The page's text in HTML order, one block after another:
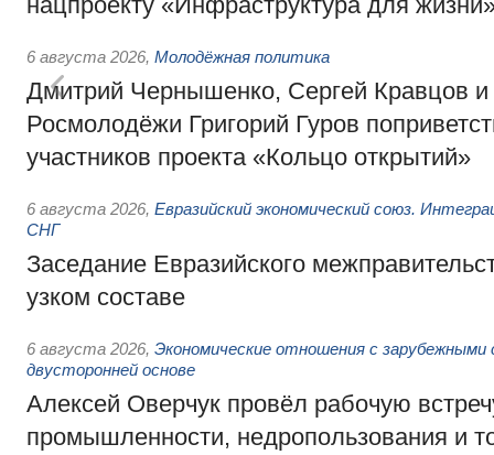
6 августа 2026, Молодёжная политика
Дмитрий Чернышенко, Сергей Кравцов и
Росмолодёжи Григорий Гуров
участников проекта «Кольцо открытий»
6 августа 2026, Евразийский экономический союз.
СНГ
Заседание Евразийского
узком составе
6 августа 2026, Экономические отношения с
двусторонней основе
Алексей Оверчук провёл рабочую
промышленности, недропользования и